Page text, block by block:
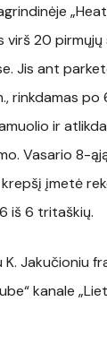
virš 20
Jis ant
rinkdamas po
ir
Vasario 8-
įmetė
iš 6 tritaškių.
Jakučioniu
kanale